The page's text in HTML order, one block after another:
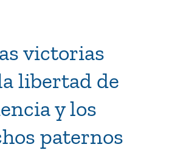
victorias
libertad de
y los
paternos